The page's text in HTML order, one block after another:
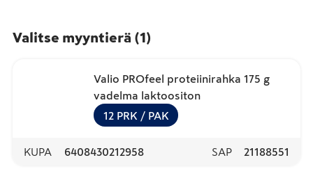
Valitse myyntierä (1 )
Valio PROfeel proteiinirahka 175 g
vadelma laktoositon
12 PRK / PAK
KUPA 6408430212958 SAP 21188551